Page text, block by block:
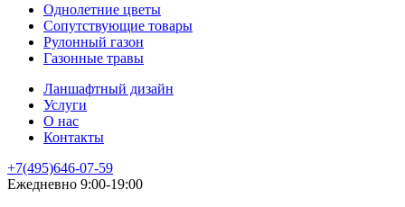
Однолетние цветы
Сопутствующие товары
Рулонный газон
Газонные травы
Ланшафтный дизайн
Услуги
О нас
Контакты
+7(495)646-07-59
Ежедневно 9:00-19:00